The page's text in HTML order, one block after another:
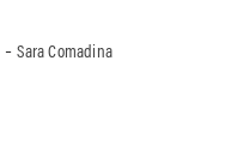
-Sara Comadina